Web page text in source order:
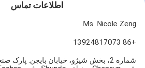
اطلاعات تماس
Ms. Nicole Zeng
+86 13924817073